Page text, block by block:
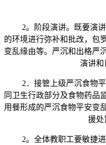
2。阶段演讲。既要演讲
的环境进行弥补和批改，包
变乱缘由等。严沉和出格严
演讲和
2．接管上级严沉食物平
同卫生行政部分及食物药品
用餐形成的严沉食物平安变
援处
2。全体教职工要敏捷进